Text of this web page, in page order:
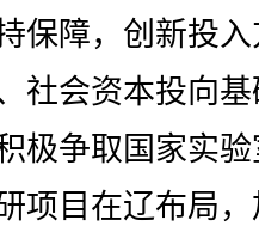
保障，创新投
社会资本投向
极争取国家实
项目在辽布局